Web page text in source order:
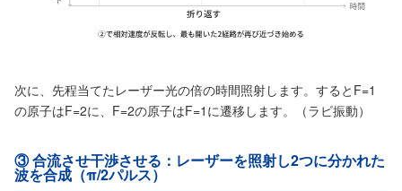
次に、先程当てたレーザー光の倍の時間照射します。するとF=1
の原子はF=2に、F=2の原子はF=1に遷移します。（ラビ振動）
③ 合流させ干渉させる：レーザーを照射し2つに分かれた
波を合成（π/2パルス）